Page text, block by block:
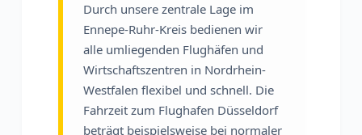
Durch unsere zentrale Lage im
Ennepe-Ruhr-Kreis bedienen wir
alle umliegenden Flughäfen und
Wirtschaftszentren in Nordrhein-
Westfalen flexibel und schnell. Die
Fahrzeit zum Flughafen Düsseldorf
beträgt beispielsweise bei normaler